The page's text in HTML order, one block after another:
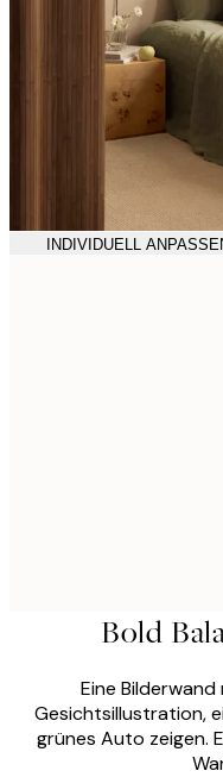
INDIVIDUELL
Bold
Eine
Gesichtsillustration,
grünes Auto zeigen.